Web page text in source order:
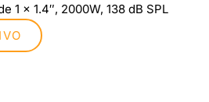
1 x 1.4″, 2000W, 138 dB SPL